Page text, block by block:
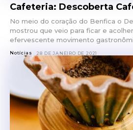
Cafeteria: Descoberta
No meio do coração do Benfica o
mostrou que veio para ficar e acolher
efervescente movimento
Notícias 28 DE JANEIRO DE 2021